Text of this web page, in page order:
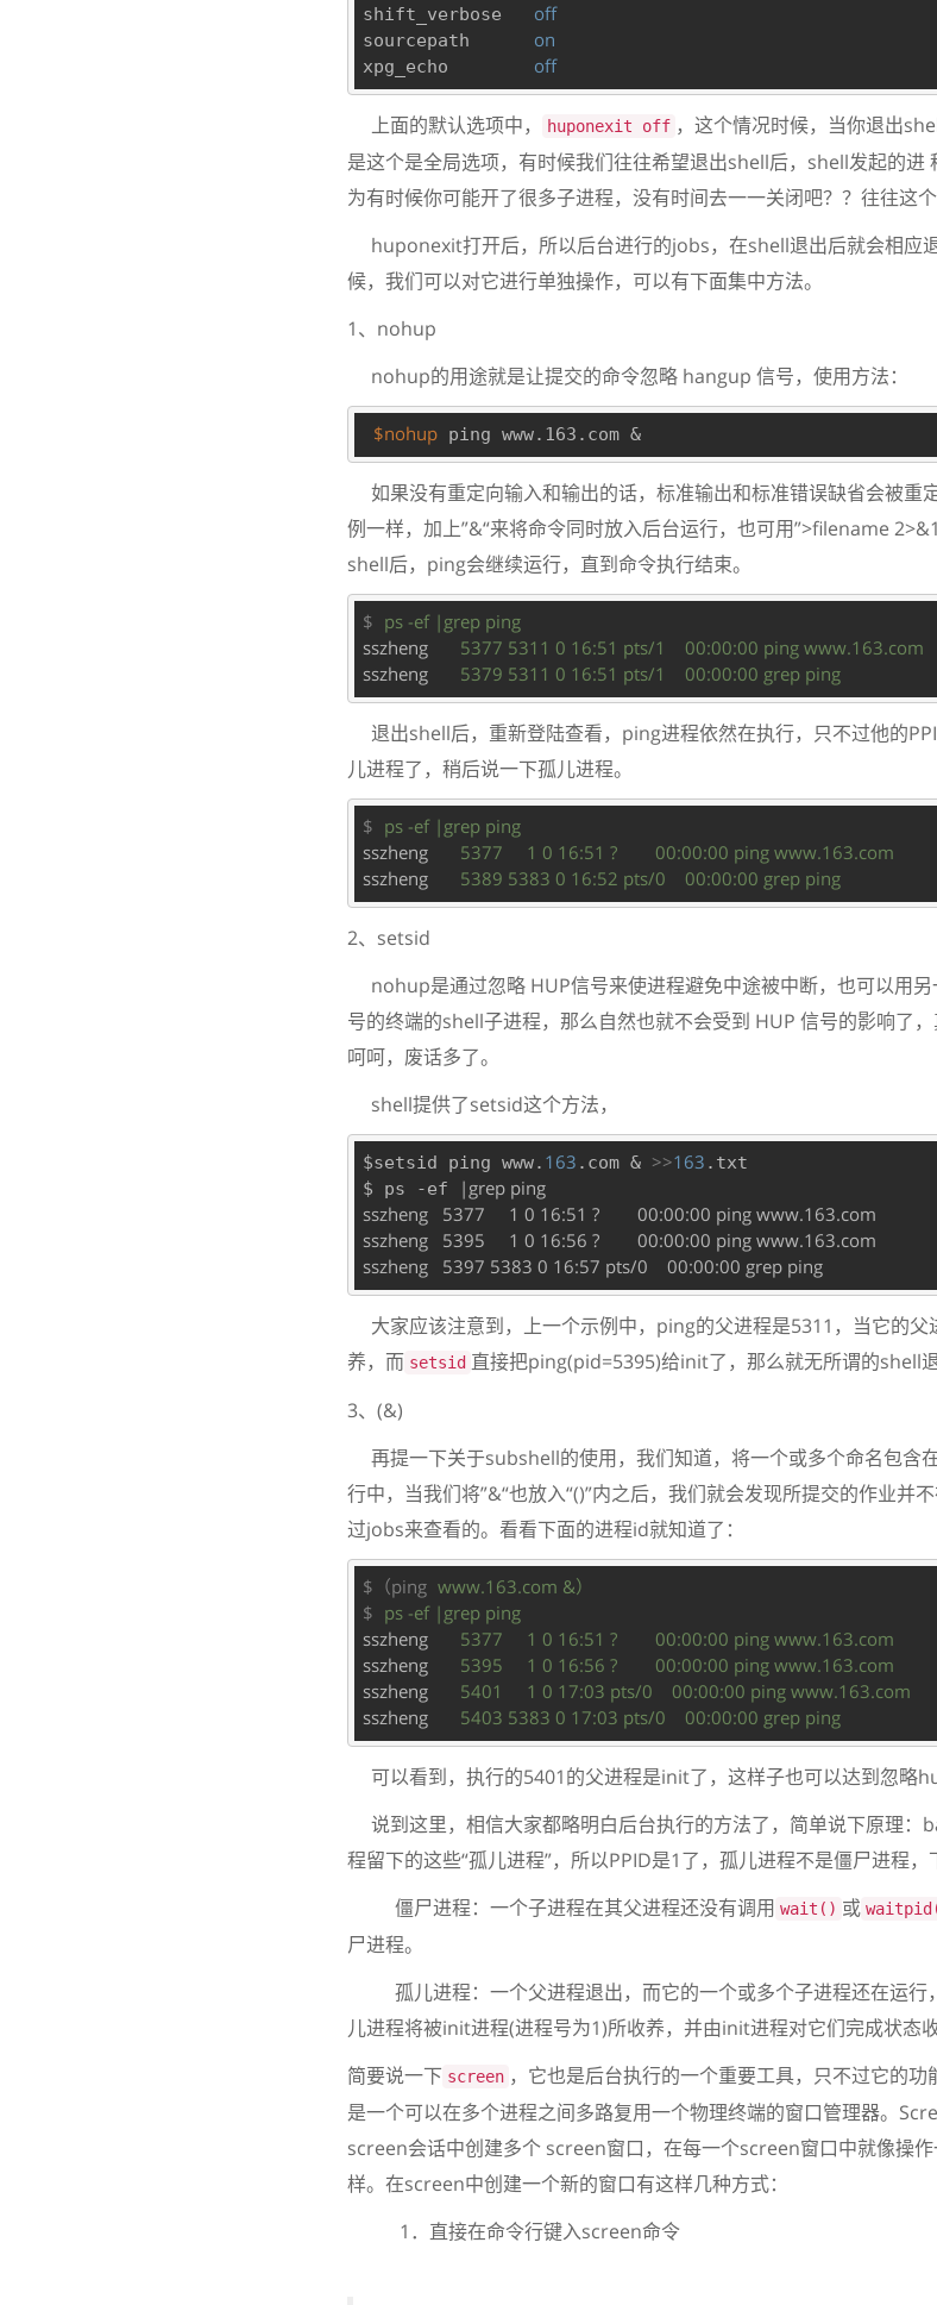
shift_verbose off
sourcepath on
xpg_echo off
上面的默认选项中， huponexit off ，这个情况时候，当你退出
是这个是全局选项，有时候我们往往希望退出shell后，shell发起的进
为有时候你可能开了很多子进程，没有时间去一一关闭吧？？往往这个
huponexit打开后，所以后台进行的jobs，在shell退出后就会相应
候，我们可以对它进行单独操作，可以有下面集中方法。
1、nohup
nohup的用途就是让提交的命令忽略 hangup 信号，使用方法：
$nohup
如果没有重定向输入和输出的话，标准输出和标准错误缺省会被重
例一样，加上”&“来将命令同时放入后台运行，也可用”>filename
shell后，ping会继续运行，直到命令执行结束。
$ ps -ef |grep ping
sszheng
5377 5311 0 16:51 pts/1    00:00:00 ping www.163.com
sszheng
5379 5311 0 16:51 pts/1    00:00:00 grep ping
退出shell后，重新登陆查看，ping进程依然在执行，只不过他的
儿进程了，稍后说一下孤儿进程。
$ ps -ef |grep ping
sszheng
5377     1 0 16:51 ?        00:00:00 ping www.163.com
sszheng
5389 5383 0 16:52 pts/0    00:00:00 grep ping
2、setsid
nohup是通过忽略 HUP信号来使进程避免中途被中断，也可以用
号的终端的shell子进程，那么自然也就不会受到 HUP 信号的影响了，
呵呵，废话多了。
shell提供了setsid这个方法，
$setsid ping www. 163 .com & >>163 .txt
$ ps -ef
|grep ping
sszheng   5377     1 0 16:51 ?        00:00:00 ping www.163.com
sszheng   5395     1 0 16:56 ?        00:00:00 ping www.163.com
大家应该注意到，上一个示例中，ping的父进程是5311，当它的
养，而 setsid 直接把ping(pid=5395)给init了，那么就无所谓的shell退
3、(&)
再提一下关于subshell的使用，我们知道，将一个或多个命名包含
行中，当我们将”&“也放入“()”内之后，我们就会发现所提交的作业并
过jobs来查看的。看看下面的进程id就知道了：
$（ping www.163.com &）
$ ps -ef |grep ping
sszheng
5377     1 0 16:51 ?        00:00:00 ping www.163.com
sszheng
5395     1 0 16:56 ?        00:00:00 ping www.163.com
sszheng
5401     1 0 17:03 pts/0    00:00:00 ping www.163.com
sszheng
5403 5383 0 17:03 pts/0    00:00:00 grep ping
可以看到，执行的5401的父进程是init了，这样子也可以达到忽略
说到这里，相信大家都略明白后台执行的方法了，简单说下原理：
程留下的这些“孤儿进程”，所以PPID是1了，孤儿进程不是僵尸进程
僵尸进程：一个子进程在其父进程还没有调用 wait() 或
尸进程。
孤儿进程：一个父进程退出，而它的一个或多个子进程还在运行
儿进程将被init进程(进程号为1)所收养，并由init进程对它们完成状态收
简要说一下 screen ，它也是后台执行的一个重要工具，只不过它的
是一个可以在多个进程之间多路复用一个物理终端的窗口管理器。
screen会话中创建多个 screen窗口，在每一个screen窗口中就像操
样。在screen中创建一个新的窗口有这样几种方式：
1．直接在命令行键入screen命令